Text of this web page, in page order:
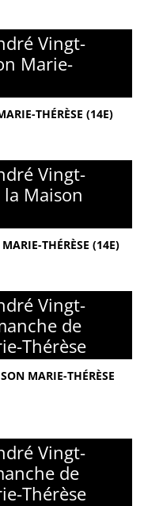
Vingt-
Marie-
THÉRÈSE (14E)
Vingt-
Maison
THÉRÈSE (14E)
Vingt-
de
Thérèse
MARIE-THÉRÈSE
Vingt-
de
Thérèse